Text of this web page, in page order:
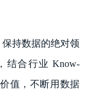
持数据的绝对领
结合行业 Know-
值，不断用数据